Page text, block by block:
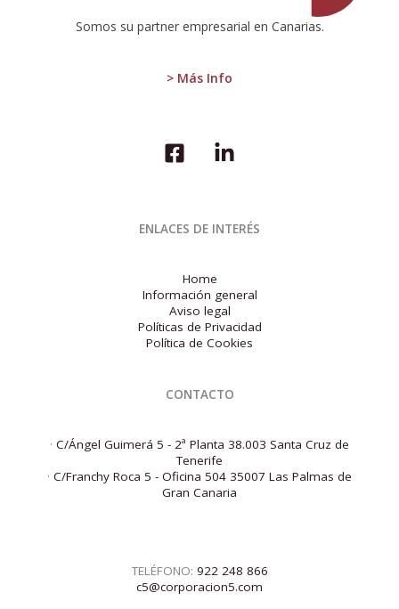
Somos su partner empresarial en Canarias.
> Más Info
la
menor
2024
ENLACES DE INTERÉS
Home
Información general
Aviso legal
Políticas de Privacidad
Política de Cookies
CONTACTO
· C/Ángel Guimerá 5 - 2ª Planta 38.003 Santa Cruz de
Tenerife
· C/Franchy Roca 5 - Oficina 504 35007 Las Palmas de
Gran Canaria
TELÉFONO: 922 248 866
c5@corporacion5.com